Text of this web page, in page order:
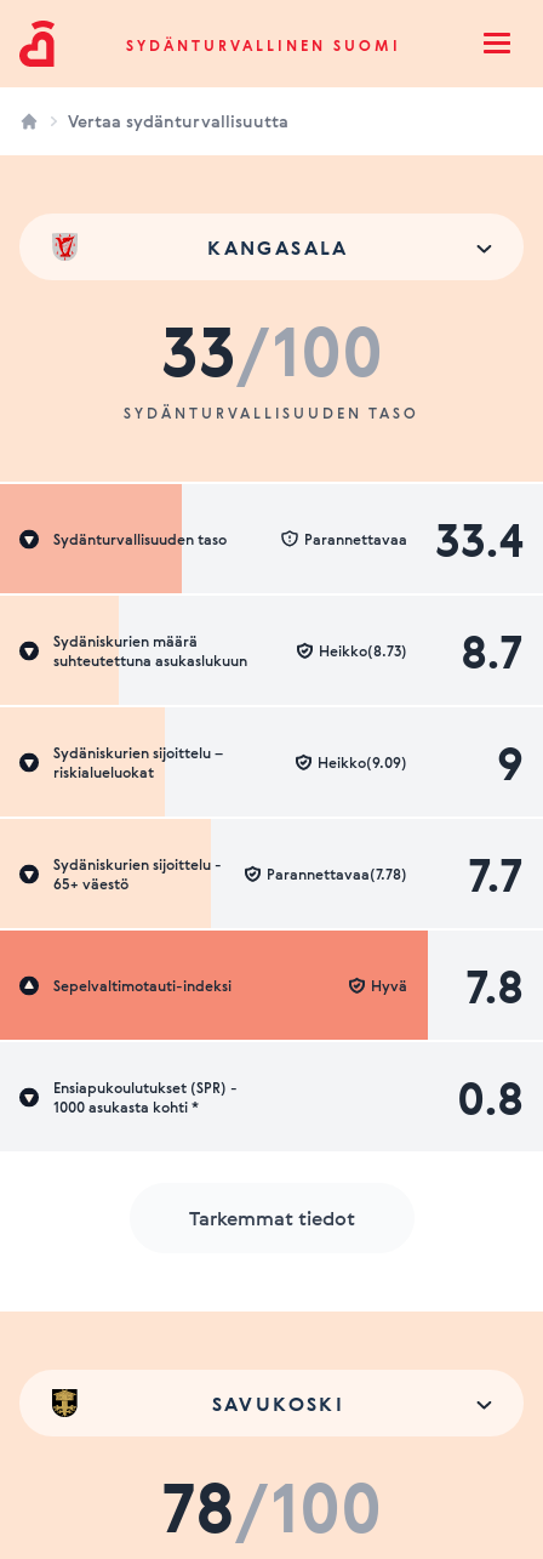
Sydänturvallinen SuomiSYDÄNTURVALLINEN SUOMI
Vertaa sydänturvallisuutta
KANGASALA
33/100
SYDÄNTURVALLISUUDEN TASO
Sydänturvallisuuden taso 33.4
Parannettavaa
Sydäniskurien määrä
suhteutettuna asukaslukuun
8.7
Heikko(8.73)
Sydäniskurien sijoittelu –
riskialueluokat
9
Heikko(9.09)
Sydäniskurien sijoittelu -
65+ väestö
7.7
Parannettavaa(7.78)
Sepelvaltimotauti-indeksi 7.8
Hyvä
Ensiapukoulutukset (SPR) -
1000 asukasta kohti *
0.8
Tarkemmat tiedot
SAVUKOSKI
78/100